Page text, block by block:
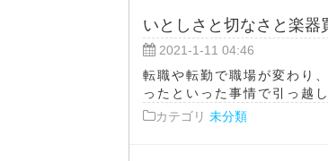
いとしさと切なさと楽器
2021-1-11 04:46
転職や転勤で職場が変わり
ったといった事情で引っ越
カテゴリ 未分類